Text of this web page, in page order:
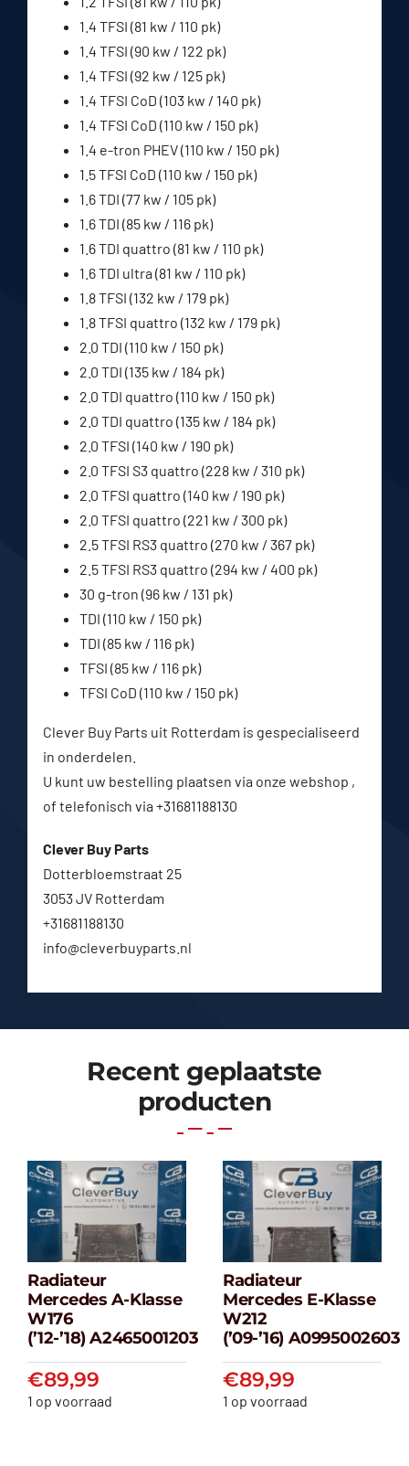
1.4 TFSI (81 kw / 110 pk)
1.4 TFSI (90 kw / 122 pk)
1.4 TFSI (92 kw / 125 pk)
1.4 TFSI CoD (103 kw / 140 pk)
1.4 TFSI CoD (110 kw / 150 pk)
1.4 e-tron PHEV (110 kw / 150 pk)
1.5 TFSI CoD (110 kw / 150 pk)
1.6 TDI (77 kw / 105 pk)
1.6 TDI (85 kw / 116 pk)
1.6 TDI quattro (81 kw / 110 pk)
1.6 TDI ultra (81 kw / 110 pk)
1.8 TFSI (132 kw / 179 pk)
1.8 TFSI quattro (132 kw / 179 pk)
2.0 TDI (110 kw / 150 pk)
2.0 TDI (135 kw / 184 pk)
2.0 TDI quattro (110 kw / 150 pk)
2.0 TDI quattro (135 kw / 184 pk)
2.0 TFSI (140 kw / 190 pk)
2.0 TFSI S3 quattro (228 kw / 310 pk)
2.0 TFSI quattro (140 kw / 190 pk)
2.0 TFSI quattro (221 kw / 300 pk)
2.5 TFSI RS3 quattro (270 kw / 367 pk)
2.5 TFSI RS3 quattro (294 kw / 400 pk)
30 g-tron (96 kw / 131 pk)
TDI (110 kw / 150 pk)
TDI (85 kw / 116 pk)
TFSI (85 kw / 116 pk)
TFSI CoD (110 kw / 150 pk)
Clever Buy Parts uit Rotterdam is gespecialiseerd
in onderdelen.
U kunt uw bestelling plaatsen via onze webshop ,
of telefonisch via +31681188130
Clever Buy Parts
Dotterbloemstraat 25
3053 JV Rotterdam
+31681188130
info@cleverbuyparts.nl
Recent geplaatste
producten
Radiateur
Mercedes A-
klasse W176
(’12-’18) A2465001203
€89,99
Radiateur
Mercedes A-Klasse
W176
(’12-’18) A2465001203
€89,99
1 op voorraad
Radiateur
Mercedes E-
klasse W212
(’09-’16)
€89,99
Radiateur
Mercedes E-Klasse
W212
(’09-’16) A0995002603
€89,99
1 op voorraad